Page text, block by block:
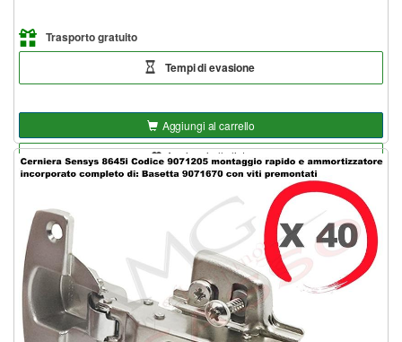
Trasporto gratuito
Tempi di evasione
Aggiungi al carrello
Aggiungi alla lista